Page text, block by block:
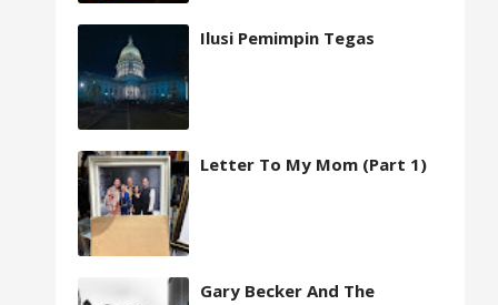
Ilusi Pemimpin Tegas
Letter To My Mom (Part 1)
Gary Becker And The